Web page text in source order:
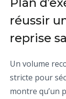
réussir
reprise
Un volume
stricte pour
montre qu’un